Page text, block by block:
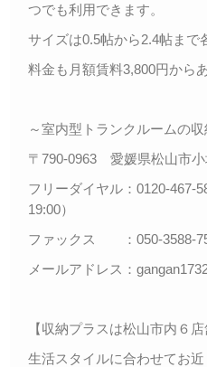
つでも利用できます。
サイズは0.5帖から2.4帖まで
料金も月額賃料3,800円から
～室内型トランクルームの
〒790-0963 愛媛県松山市小
フリーダイヤル：0120-467-
19:00）
ファックス ：050-3588-
メールアドレス：
【収納プラスは松山市内６店
生活スタイルに合わせてお